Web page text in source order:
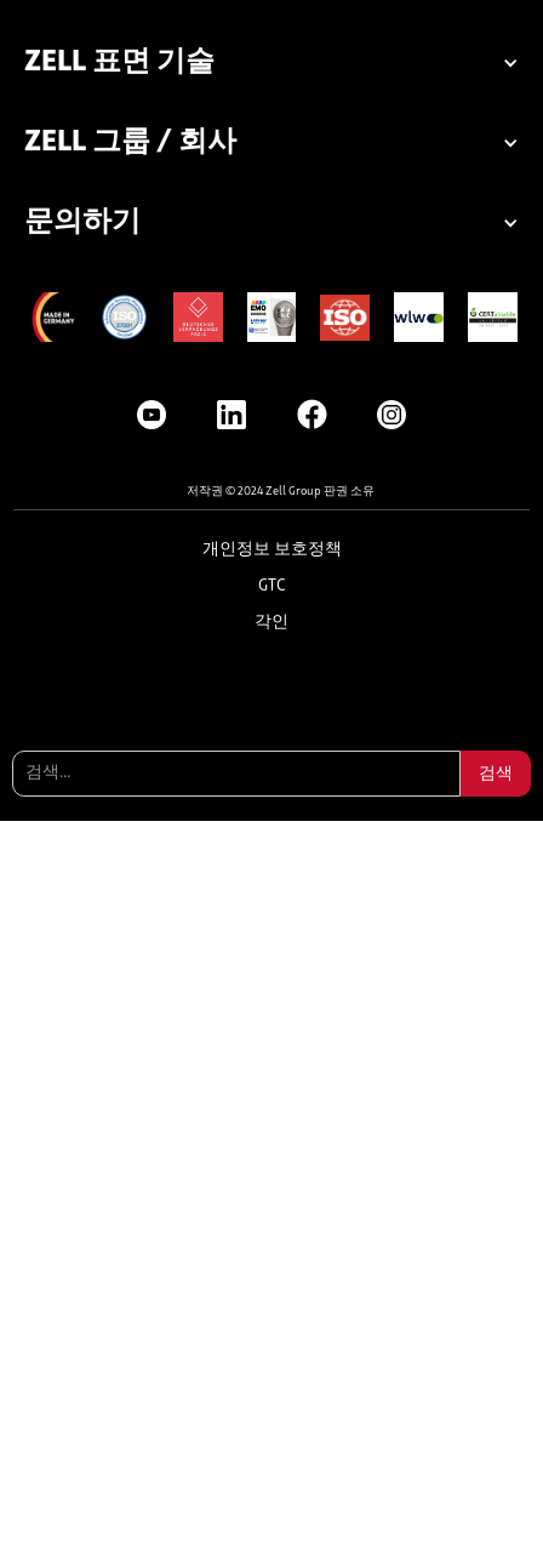
ZELL 표면 기술
ZELL 그룹 / 회사
문의하기
저작권 © 2024 Zell Group 판권 소유
개인정보 보호정책
GTC
각인